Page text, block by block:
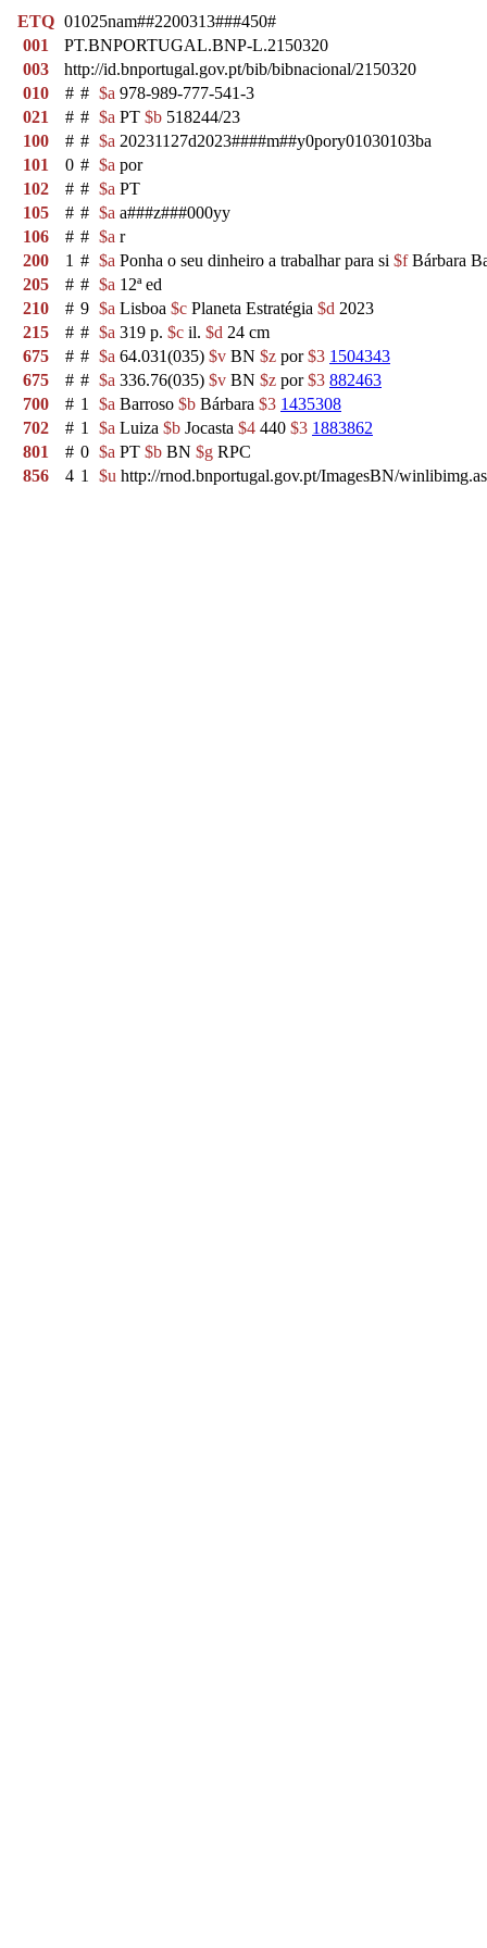
ETQ 01025nam##2200313###450#
001
PT.BNPORTUGAL.BNP-L.2150320
003
http://id.bnportugal.gov.pt/bib/bibnacional/2150320
010
# # $a 978-989-777-541-3
021
# # $a PT $b 518244/23
100
# # $a 20231127d2023####m##y0pory01030103ba
101
0 # $a por
102
# # $a PT
105
# # $a a###z###000yy
106
# # $a r
200
1 # $a Ponha o seu dinheiro a trabalhar para si $fBárbara
205
# # $a 12ª ed
210
# 9 $a Lisboa $c Planeta Estratégia $d 2023
215
# # $a 319 p. $c il. $d 24 cm
675
# # $a 64.031(035) $v BN $z por$3 1504343
675
# # $a 336.76(035) $v BN $z por$3 882463
700
# 1 $a Barroso $b Bárbara $3 1435308
702
# 1 $a Luiza $b Jocasta $4 440 $3 1883862
801
# 0 $a PT $b BN $g RPC
856
4 1 $u http://rnod.bnportugal.gov.pt/ImagesBN/